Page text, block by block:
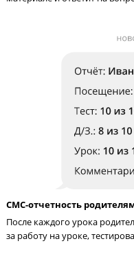
Педагог на связи с
Педагог в чате в
материале и ответит на